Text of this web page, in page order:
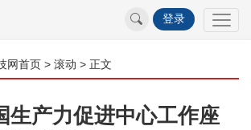
登录
网首页 > 滚动 > 正文
生产力促进中心工作座